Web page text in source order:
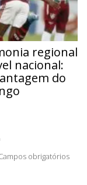
regional
nacional:
do
obrigatórios